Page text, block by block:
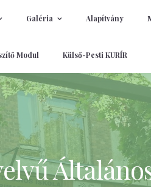
Galéria Alapítvány
Modul Külső-Pesti KURÍR